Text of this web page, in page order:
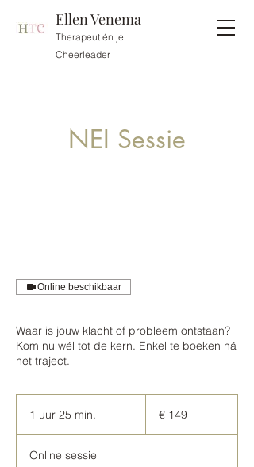
Ellen Venema
Therapeut én je
Cheerleader
NEI Sessie
Online beschikbaar
Waar is jouw klacht of probleem ontstaan?
Kom nu wél tot de kern. Enkel te boeken ná
het traject.
1 uur 25 min. € 149
Online sessie